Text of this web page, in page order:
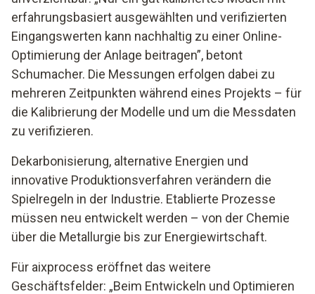
erfahrungsbasiert ausgewählten und verifizierten
Eingangswerten kann nachhaltig zu einer Online-
Optimierung der Anlage beitragen”, betont
Schumacher. Die Messungen erfolgen dabei zu
mehreren Zeitpunkten während eines Projekts – für
die Kalibrierung der Modelle und um die Messdaten
zu verifizieren.
Dekarbonisierung, alternative Energien und
innovative Produktionsverfahren verändern die
Spielregeln in der Industrie. Etablierte Prozesse
müssen neu entwickelt werden – von der Chemie
über die Metallurgie bis zur Energiewirtschaft.
Für aixprocess eröffnet das weitere
Geschäftsfelder: „Beim Entwickeln und Optimieren